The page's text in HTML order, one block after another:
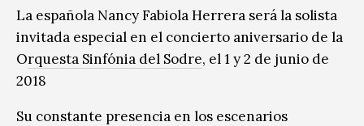
La española Nancy Fabiola Herrera será la solista
invitada especial en el concierto aniversario de la
Orquesta Sinfónia del Sodre, el 1 y 2 de junio de
2018
Su constante presencia en los escenarios